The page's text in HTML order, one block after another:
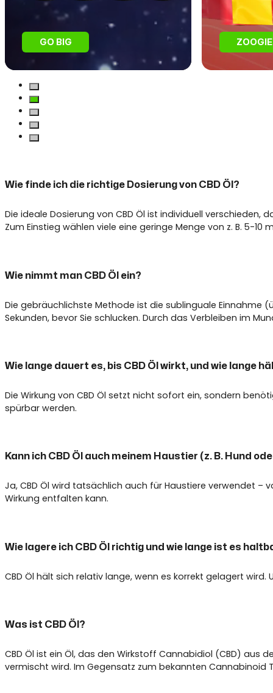
GO BIG
Wie finde ich die richtige Dosierung von CBD Öl?
Die ideale Dosierung von CBD Öl ist individuell
Zum Einstieg wählen viele eine geringe Menge von z. B. 5-
Wie nimmt man CBD Öl ein?
Die gebräuchlichste Methode ist die sublinguale Einnahme
Sekunden, bevor Sie schlucken. Durch das Verbleiben im
Wie lange dauert es, bis CBD Öl wirkt, und wie lange
Die Wirkung von CBD Öl setzt nicht sofort ein, sondern
spürbar werden.
Kann ich CBD Öl auch meinem Haustier (z. B. Hund
Ja, CBD Öl wird tatsächlich auch für Haustiere verwendet –
Wirkung entfalten kann.
Wie lagere ich CBD Öl richtig und wie lange ist es
CBD Öl hält sich relativ lange, wenn es korrekt gelagert
Was ist CBD Öl?
CBD Öl ist ein Öl, das den Wirkstoff Cannabidiol (CBD) aus
vermischt wird. Im Gegensatz zum bekannten Cannabinoid